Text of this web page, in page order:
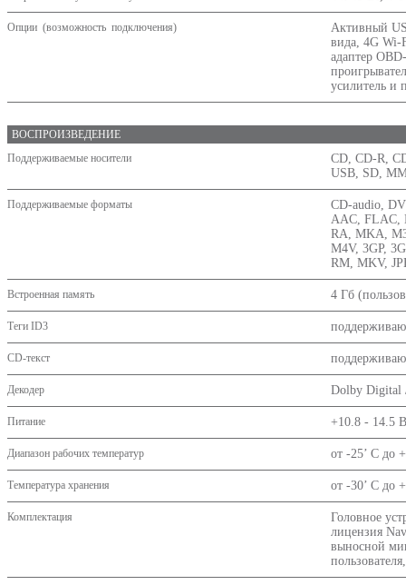
Опции (возможность подключения)
Активный
вида, 4G Wi-
адаптер
усилитель и
ВОСПРОИЗВЕДЕНИЕ
Поддерживаемые носители
CD, CD-R,
USB, SD,
Поддерживаемые форматы
CD-audio,
AAC, FLAC,
RA, MKA,
M4V, 3GP,
RM, MKV,
Встроенная память 4 Гб
Теги ID3
CD-текст
Декодер Dolby Digital
Питание +10.8 - 14.5
Диапазон рабочих температур от -25’ C до
Температура хранения от -30’ C до
Комплектация
Головное
лицензия
выносной